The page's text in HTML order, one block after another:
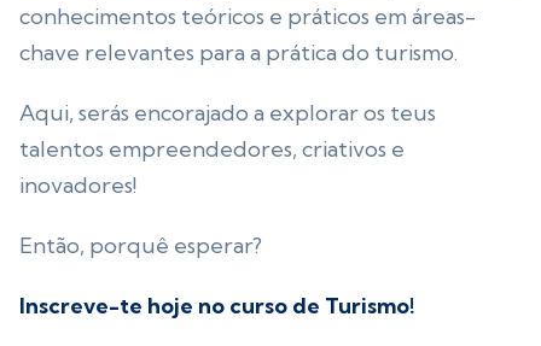
conhecimentos teóricos e práticos em áreas-
chave relevantes para a prática do turismo.
Aqui, serás encorajado a explorar os teus
talentos empreendedores, criativos e
inovadores!
Então, porquê esperar?
Inscreve-te hoje no curso de Turismo!